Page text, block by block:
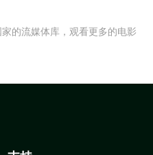
的流媒体库，观看更多的电影